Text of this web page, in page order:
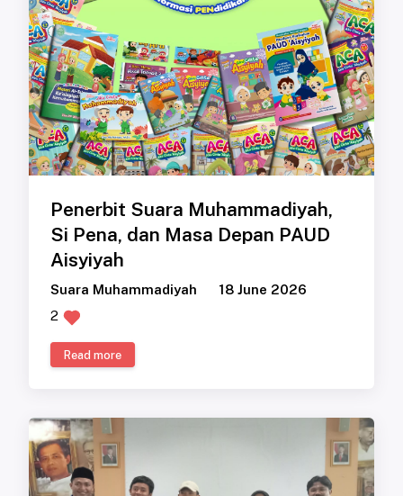
Penerbit Suara Muhammadiyah,
Si Pena, dan Masa Depan PAUD
Aisyiyah
Suara Muhammadiyah
18 June 2026
2
Read more